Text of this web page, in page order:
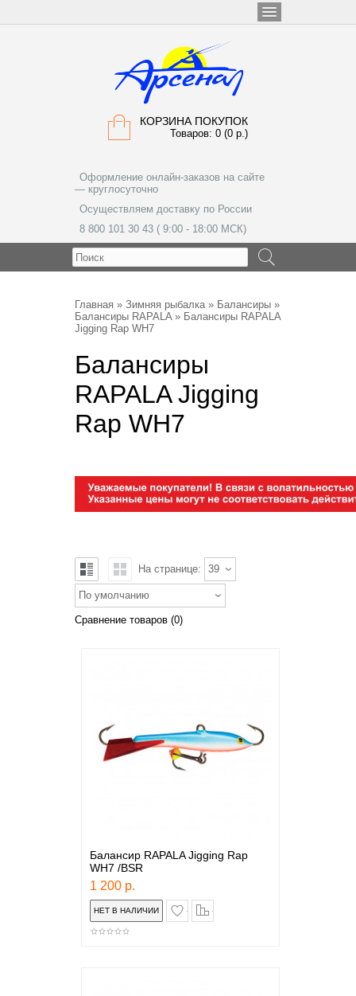
КОРЗИНА ПОКУПОК
Товаров: 0 (0 р.)
Оформление онлайн-заказов на сайте
— круглосуточно
Осуществляем доставку по России
8 800 101 30 43 ( 9:00 - 18:00 МСК)
Главная » Зимняя рыбалка» Балансиры »
Балансиры RAPALA» Балансиры RAPALA
Jigging Rap WH7
Балансиры
RAPALA Jigging
Rap WH7
На странице: 39
По умолчанию
Сравнение товаров (0)
Балансир RAPALA Jigging Rap
WH7 /BSR
1 200 р.
в закладки